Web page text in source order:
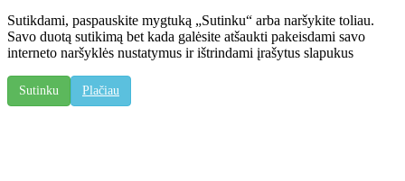
Sutikdami, paspauskite mygtuką „Sutinku“ arba naršykite toliau.
Savo duotą sutikimą bet kada galėsite atšaukti pakeisdami savo
interneto naršyklės nustatymus ir ištrindami įrašytus slapukus
Sutinku Plačiau